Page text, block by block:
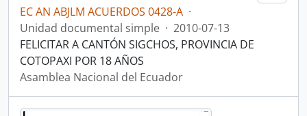
EC AN ABJLM ACUERDOS 0428-A ·
Unidad documental simple · 2010-07-13
FELICITAR A CANTÓN SIGCHOS, PROVINCIA DE
COTOPAXI POR 18 AÑOS
Asamblea Nacional del Ecuador